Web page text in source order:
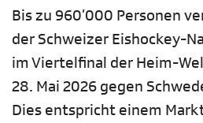
Bis zu 960’000 Personen
der Schweizer Eishockey-
im Viertelfinal der Heim-
28. Mai 2026 gegen
Dies entspricht einem